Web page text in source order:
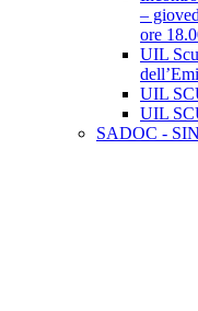
–
ore
UIL
UIL
UIL
SADOC -